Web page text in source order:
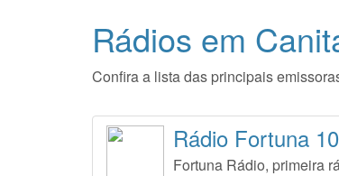
Rádios em
Confira a lista das principais
Rádio Fortuna
Fortuna Rádio, primeira